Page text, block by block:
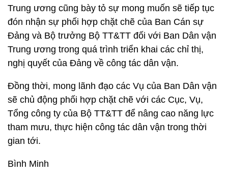
Trung ương cũng bày tỏ sự mong muốn sẽ tiếp tục
đón nhận sự phối hợp chặt chẽ của Ban Cán sự
Đảng và Bộ trưởng Bộ TT&TT đối với Ban Dân vận
Trung ương trong quá trình triển khai các chỉ thị,
nghị quyết của Đảng về công tác dân vận.
Đồng thời, mong lãnh đạo các Vụ của Ban Dân vận
sẽ chủ động phối hợp chặt chẽ với các Cục, Vụ,
Tổng công ty của Bộ TT&TT để nâng cao năng lực
tham mưu, thực hiện công tác dân vận trong thời
gian tới.
Bình Minh